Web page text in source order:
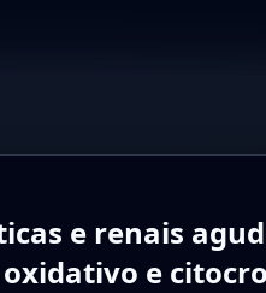
e renais
e